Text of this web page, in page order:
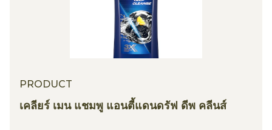
PRODUCT
เคลียร์ เมน แชมพู แอนตี้แดนดรัฟ ดีพ คลีนส์